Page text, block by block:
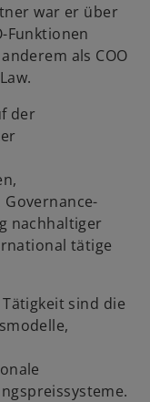
war er über
Funktionen
als COO
der
nachhaltiger
tätige
sind die